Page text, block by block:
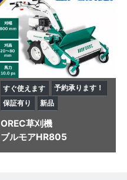
すぐ使えます
予約承ります！
保証有り
新品
OREC草刈機
ブルモアHR805